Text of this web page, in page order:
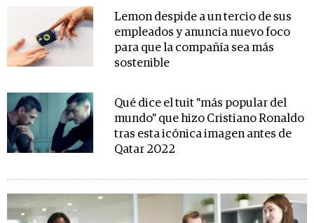
Lemon despide a un tercio de sus
empleados y anuncia nuevo foco
para que la compañía sea más
sostenible
Qué dice el tuit "más popular del
mundo" que hizo Cristiano Ronaldo
tras esta icónica imagen antes de
Qatar 2022